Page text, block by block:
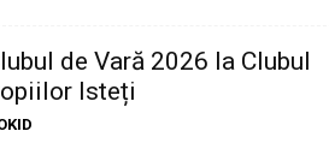
de Vară 2026 la Clubul
Isteți